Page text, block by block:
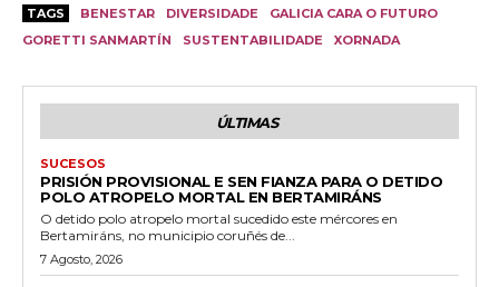
TAGS BENESTAR DIVERSIDADE
GALICIA CARA O FUTURO
GORETTI SANMARTÍN
SUSTENTABILIDADE XORNADA
ÚLTIMAS
SUCESOS
PRISIÓN PROVISIONAL E SEN FIANZA PARA O DETIDO
POLO ATROPELO MORTAL EN BERTAMIRÁNS
O detido polo atropelo mortal sucedido este mércores en
Bertamiráns, no municipio coruñés de...
7 Agosto, 2026